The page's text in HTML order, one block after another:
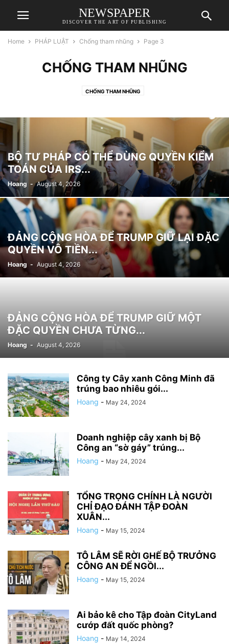
NEWSPAPER
DISCOVER THE ART OF PUBLISHING
Home PHÁP LUẬT Chống tham nhũng Page 3
CHỐNG THAM NHŨNG
CHỐNG THAM NHŨNG
BỘ TƯ PHÁP CÓ THỂ DÙNG QUYỀN KIỂM
TOÁN CỦA IRS...
Hoang - August 4, 2026
ĐẢNG CỘNG HÒA ĐỂ TRUMP GIỮ LẠI ĐẶC
QUYỀN VÔ TIỀN...
Hoang - August 4, 2026
ĐẢNG CỘNG HÒA ĐỂ TRUMP GIỮ MỘT
ĐẶC QUYỀN CHƯA TỪNG...
Hoang - August 4, 2026
Công ty Cây xanh Công Minh đã
trúng bao nhiêu gói...
Hoang - May 24, 2024
Doanh nghiệp cây xanh bị Bộ
Công an “sờ gáy” trúng...
Hoang - May 24, 2024
TỔNG TRỌNG CHÍNH LÀ NGƯỜI
CHỈ ĐẠO ĐÁNH TẬP ĐOÀN
XUÂN...
Hoang - May 15, 2024
TÔ LÂM SẼ RỜI GHẾ BỘ TRƯỞNG
CÔNG AN ĐỂ NGỒI...
Hoang - May 15, 2024
Ai bảo kê cho Tập đoàn CityLand
cướp đất quốc phòng?
Hoang - May 14, 2024